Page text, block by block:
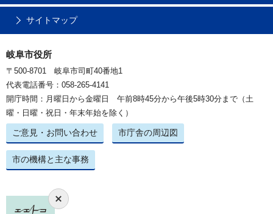
サイトマップ
岐阜市役所
〒500-8701 岐阜市司町40番地1
代表電話番号：058-265-4141
開庁時間：月曜日から金曜日 午前8時45分から午後5時30分まで（土
曜・日曜・祝日・年末年始を除く）
ご意見・お問い合わせ 市庁舎の周辺図
市の機構と主な事務